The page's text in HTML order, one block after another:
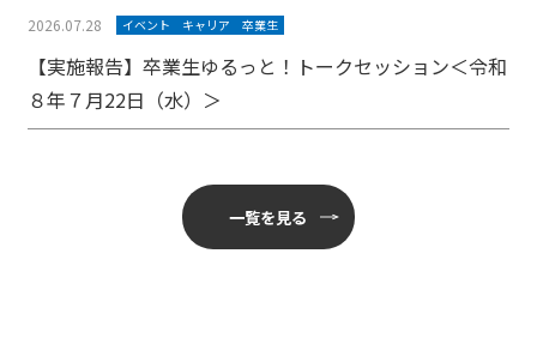
2026.07.28 イベント キャリア 卒業生
【実施報告】卒業生ゆるっと！トークセッション＜令和
８年７月22日（水）＞
一覧を見る